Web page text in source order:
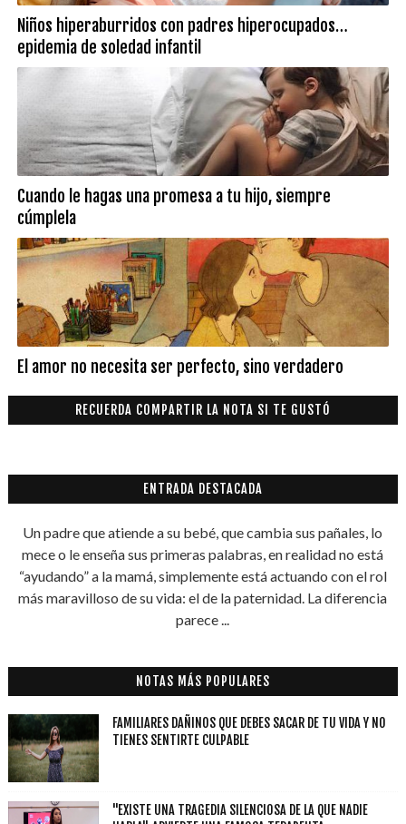
Niños hiperaburridos con padres hiperocupados…
epidemia de soledad infantil
Cuando le hagas una promesa a tu hijo, siempre
cúmplela
El amor no necesita ser perfecto, sino verdadero
RECUERDA COMPARTIR LA NOTA SI TE GUSTÓ
ENTRADA DESTACADA
Un padre que atiende a su bebé, que cambia sus pañales, lo
mece o le enseña sus primeras palabras, en realidad no está
“ayudando” a la mamá, simplemente está actuando con el rol
más maravilloso de su vida: el de la paternidad. La diferencia
parece ...
NOTAS MÁS POPULARES
FAMILIARES DAÑINOS QUE DEBES SACAR DE TU VIDA Y NO
TIENES SENTIRTE CULPABLE
"EXISTE UNA TRAGEDIA SILENCIOSA DE LA QUE NADIE